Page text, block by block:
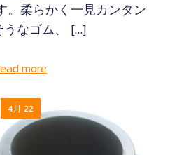
。柔らかく一見カンタン
うなゴム、 […]
more
4月 22